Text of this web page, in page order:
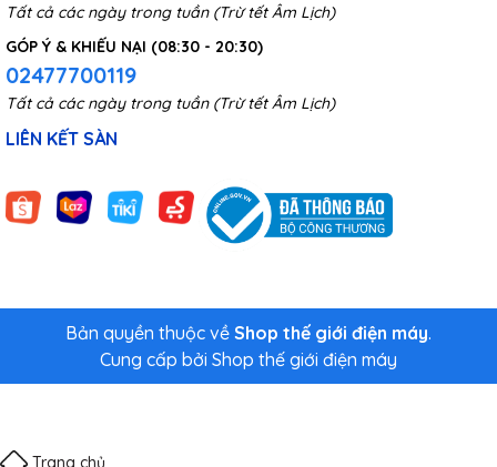
Tất cả các ngày trong tuần (Trừ tết Âm Lịch)
GÓP Ý & KHIẾU NẠI (08:30 - 20:30)
02477700119
Tất cả các ngày trong tuần (Trừ tết Âm Lịch)
LIÊN KẾT SÀN
Bản quyền thuộc về Shop thế giới điện máy.
Cung cấp bởi Shop thế giới điện máy
Trang chủ